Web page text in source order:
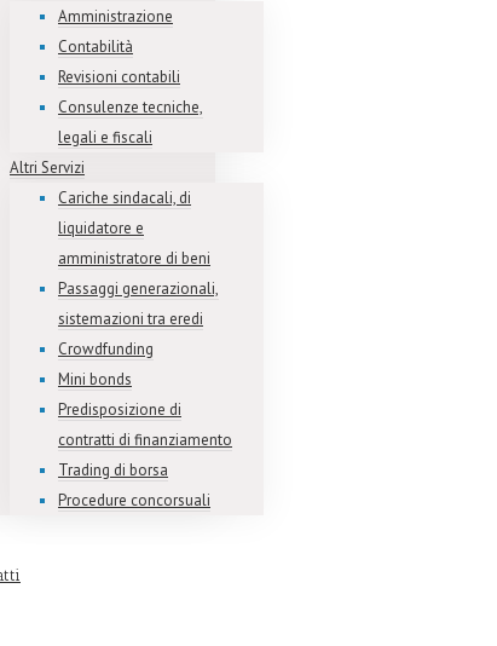
Amministrazione
Contabilità
Revisioni contabili
Consulenze tecniche,
legali e fiscali
Altri Servizi
Cariche sindacali, di
liquidatore e
amministratore di beni
Passaggi generazionali,
sistemazioni tra eredi
Crowdfunding
Mini bonds
Predisposizione di
contratti di finanziamento
Trading di borsa
Procedure concorsuali